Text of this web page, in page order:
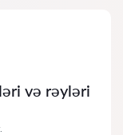
və rəyləri